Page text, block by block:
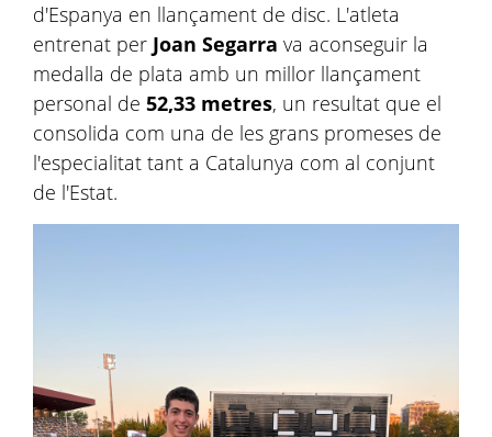
d'Espanya en llançament de disc. L'atleta
entrenat per Joan Segarra va aconseguir la
medalla de plata amb un millor llançament
personal de 52,33 metres, un resultat que el
consolida com una de les grans promeses de
l'especialitat tant a Catalunya com al conjunt
de l'Estat.